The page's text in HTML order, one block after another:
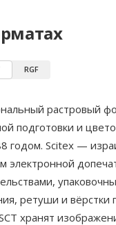
RGF
растровый
подготовки и
годом. Scitex —
ретуши и вёрстки
хранят